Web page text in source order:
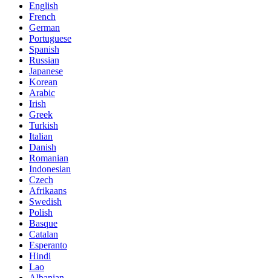
English
French
German
Portuguese
Spanish
Russian
Japanese
Korean
Arabic
Irish
Greek
Turkish
Italian
Danish
Romanian
Indonesian
Czech
Afrikaans
Swedish
Polish
Basque
Catalan
Esperanto
Hindi
Lao